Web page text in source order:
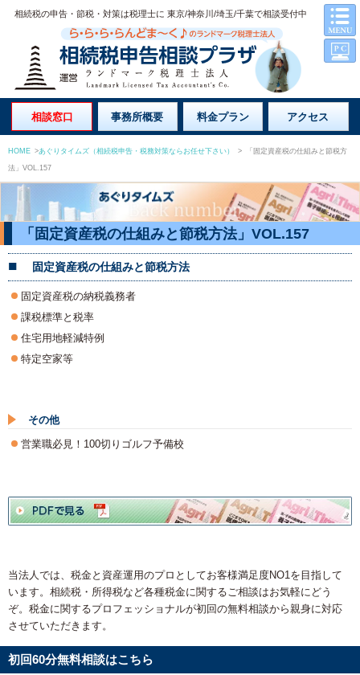
相続税の申告・節税・対策は税理士に 東京/神奈川/埼玉/千葉で相談受付中
相談窓口 事務所概要 料金プラン アクセス
HOME >あぐりタイムズ（相続税申告・税務対策ならお任せ下さい） > 「固定資産税の仕組みと節税方
法」VOL.157
「固定資産税の仕組みと節税方法」VOL.157
固定資産税の仕組みと節税方法
固定資産税の納税義務者
課税標準と税率
住宅用地軽減特例
特定空家等
その他
営業職必見！100切りゴルフ予備校
当法人では、税金と資産運用のプロとしてお客様満足度NO1を目指して
います。相続税・所得税など各種税金に関するご相談はお気軽にどう
ぞ。税金に関するプロフェッショナルが初回の無料相談から親身に対応
させていただきます。
初回60分無料相談はこちら